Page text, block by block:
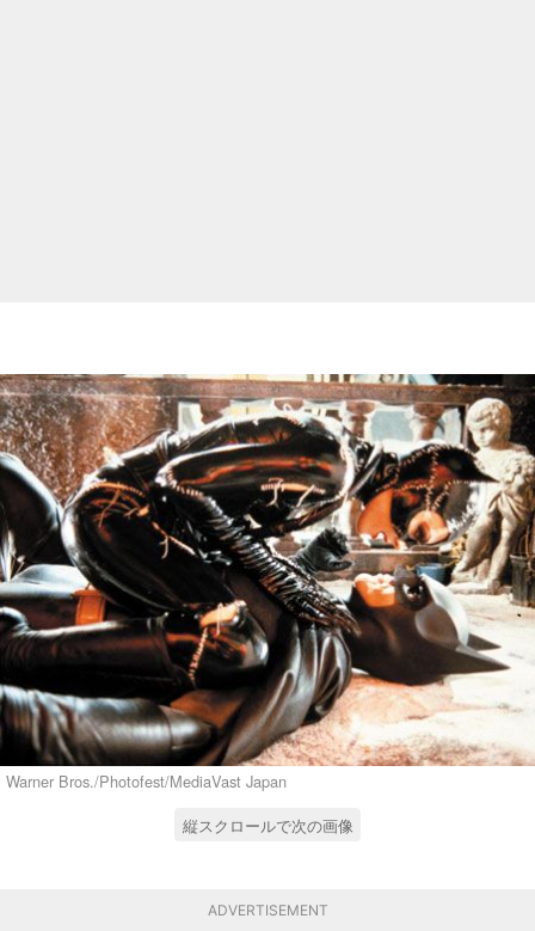
Warner Bros./Photofest/MediaVast Japan
縦スクロールで次の画像
ADVERTISEMENT